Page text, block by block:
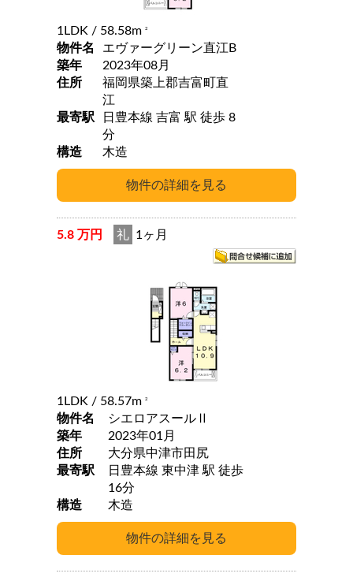
1LDK / 58.58m 2
物件名
エヴァーグリーン直江B
築年
2023年08月
住所
福岡県築上郡吉富町直
江
最寄駅
日豊本線 吉富 駅 徒歩 8
分
構造
木造
5.8 万円 礼 1ヶ月
1LDK / 58.57m 2
物件名
シエロアスールⅡ
築年
2023年01月
住所
大分県中津市田尻
最寄駅
日豊本線 東中津 駅 徒歩
16分
構造
木造